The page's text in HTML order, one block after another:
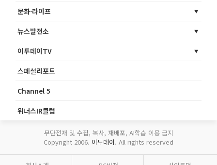
문화·라이프
뉴스발전소
이투데이TV
스페셜리포트
Channel 5
위너스IR클럽
무단전재 및 수집, 복사, 재배포, AI학습 이용 금지
Copyright 2006. 이투데이. All rights reserved